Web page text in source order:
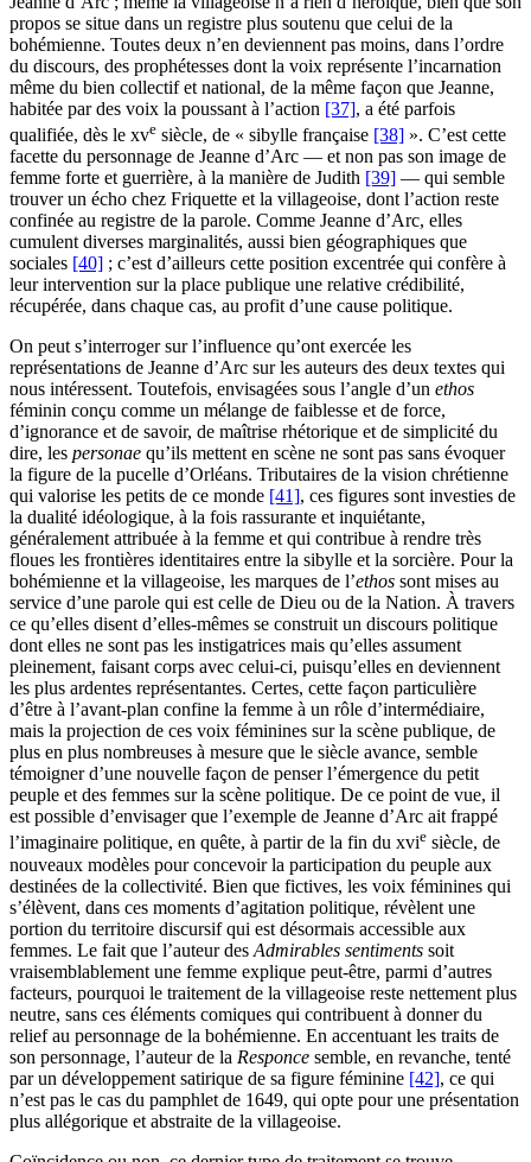
propos se situe dans un registre plus soutenu que celui de la
bohémienne. Toutes deux n’en deviennent pas moins, dans l’ordre
du discours, des prophétesses dont la voix représente l’incarnation
même du bien collectif et national, de la même façon que Jeanne,
habitée par des voix la poussant à l’action [37], a été parfois
qualifiée, dès le xve siècle, de « sibylle française [38] ». C’est cette
facette du personnage de Jeanne d’Arc — et non pas son image de
femme forte et guerrière, à la manière de Judith [39] — qui semble
trouver un écho chez Friquette et la villageoise, dont l’action reste
confinée au registre de la parole. Comme Jeanne d’Arc, elles
cumulent diverses marginalités, aussi bien géographiques que
sociales [40] ; c’est d’ailleurs cette position excentrée qui confère à
leur intervention sur la place publique une relative crédibilité,
récupérée, dans chaque cas, au profit d’une cause politique.
On peut s’interroger sur l’influence qu’ont exercée les
représentations de Jeanne d’Arc sur les auteurs des deux textes qui
nous intéressent. Toutefois, envisagées sous l’angle d’un ethos
féminin conçu comme un mélange de faiblesse et de force,
d’ignorance et de savoir, de maîtrise rhétorique et de simplicité du
dire, les personae qu’ils mettent en scène ne sont pas sans évoquer
la figure de la pucelle d’Orléans. Tributaires de la vision chrétienne
qui valorise les petits de ce monde [41], ces figures sont investies de
la dualité idéologique, à la fois rassurante et inquiétante,
généralement attribuée à la femme et qui contribue à rendre très
floues les frontières identitaires entre la sibylle et la sorcière. Pour la
bohémienne et la villageoise, les marques de l’ethos sont mises au
service d’une parole qui est celle de Dieu ou de la Nation. À travers
ce qu’elles disent d’elles-mêmes se construit un discours politique
dont elles ne sont pas les instigatrices mais qu’elles assument
pleinement, faisant corps avec celui-ci, puisqu’elles en deviennent
les plus ardentes représentantes. Certes, cette façon particulière
d’être à l’avant-plan confine la femme à un rôle d’intermédiaire,
mais la projection de ces voix féminines sur la scène publique, de
plus en plus nombreuses à mesure que le siècle avance, semble
témoigner d’une nouvelle façon de penser l’émergence du petit
peuple et des femmes sur la scène politique. De ce point de vue, il
est possible d’envisager que l’exemple de Jeanne d’Arc ait frappé
l’imaginaire politique, en quête, à partir de la fin du xvie siècle, de
nouveaux modèles pour concevoir la participation du peuple aux
destinées de la collectivité. Bien que fictives, les voix féminines qui
s’élèvent, dans ces moments d’agitation politique, révèlent une
portion du territoire discursif qui est désormais accessible aux
femmes. Le fait que l’auteur des Admirables sentiments soit
vraisemblablement une femme explique peut-être, parmi d’autres
facteurs, pourquoi le traitement de la villageoise reste nettement plus
neutre, sans ces éléments comiques qui contribuent à donner du
relief au personnage de la bohémienne. En accentuant les traits de
son personnage, l’auteur de la Responce semble, en revanche, tenté
par un développement satirique de sa figure féminine [42], ce qui
n’est pas le cas du pamphlet de 1649, qui opte pour une présentation
plus allégorique et abstraite de la villageoise.